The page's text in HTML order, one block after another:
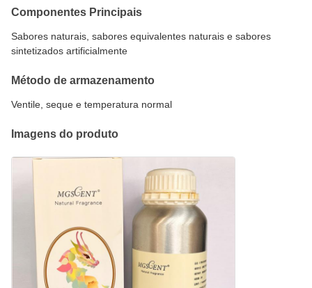
Componentes Principais
Sabores naturais, sabores equivalentes naturais e sabores
sintetizados artificialmente
Método de armazenamento
Ventile, seque e temperatura normal
Imagens do produto